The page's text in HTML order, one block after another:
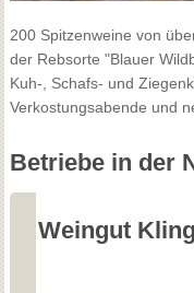
200 Spitzenweine von
der Rebsorte "Blauer
Kuh-, Schafs- und
Verkostungsabende und
Betriebe in der
Weingut